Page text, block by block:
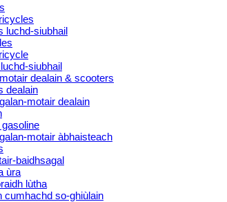
luchd-siubhail
siubhail
dealain & scooters
dealain
motair dealain
motair àbhaisteach
baidhsagal
ùra
lùtha
cumhachd so-ghiùlain